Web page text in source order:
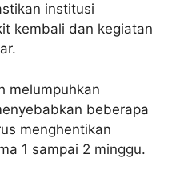
institusi
kembali dan kegiatan
melumpuhkan
beberapa
menghentikan
1 sampai 2 minggu.